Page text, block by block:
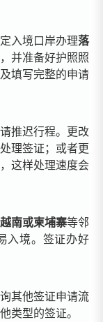
入境口岸办理落
并准备好护照照
填写完整的申请
推迟行程。更改
理签证；或者更
这样处理速度会
南或柬埔寨等邻
入境。签证办好
其他签证申请流
类型的签证。